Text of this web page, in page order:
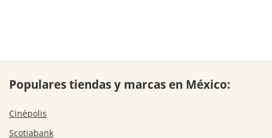
Populares tiendas y marcas en México:
Cinépolis
Scotiabank